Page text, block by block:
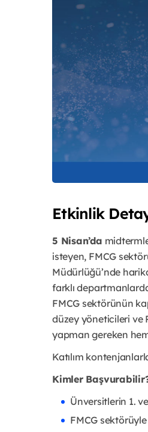
Etkinlik
5 Nisan’da
isteyen, FMCG
Müdürlüğü’nde
farklı
FMCG sektörünün
düzey yöneticileri ve
yapman gereken
Katılım
Kimler
Ünversitlerin 1.
FMCG